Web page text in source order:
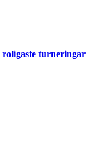
roligaste turneringar